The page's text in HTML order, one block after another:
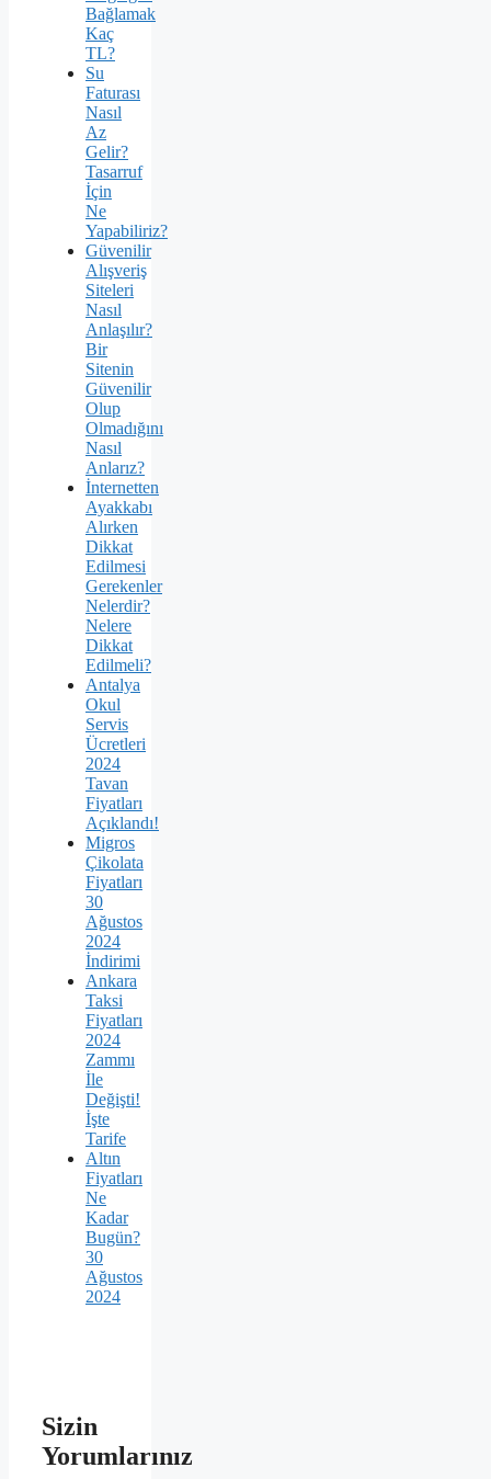
Bağlamak
Kaç
TL?
Su
Faturası
Nasıl
Az
Gelir?
Tasarruf
İçin
Ne
Yapabiliriz?
Güvenilir
Alışveriş
Siteleri
Nasıl
Anlaşılır?
Bir
Sitenin
Güvenilir
Olup
Olmadığını
Nasıl
Anlarız?
İnternetten
Ayakkabı
Alırken
Dikkat
Edilmesi
Gerekenler
Nelerdir?
Nelere
Dikkat
Edilmeli?
Antalya
Okul
Servis
Ücretleri
2024
Tavan
Fiyatları
Açıklandı!
Migros
Çikolata
Fiyatları
30
Ağustos
2024
İndirimi
Ankara
Taksi
Fiyatları
2024
Zammı
İle
Değişti!
İşte
Tarife
Altın
Fiyatları
Ne
Kadar
Bugün?
30
Ağustos
2024
Sizin
Yorumlarınız